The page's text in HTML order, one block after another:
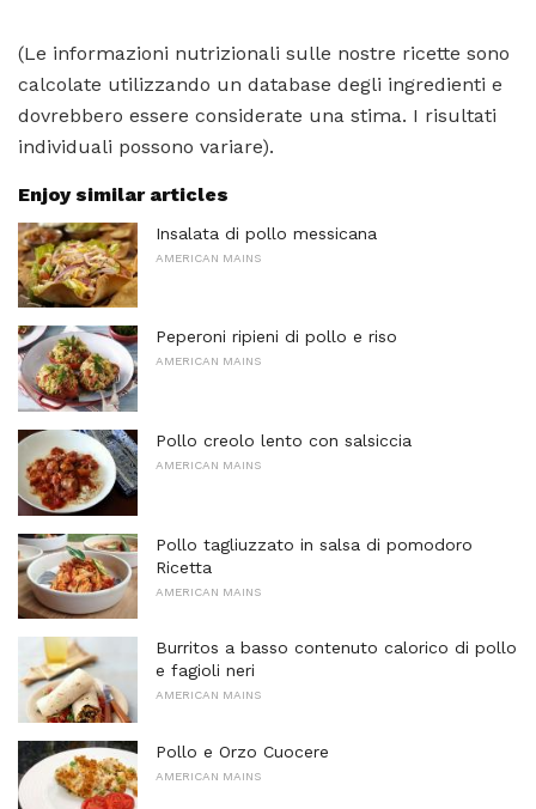
(Le informazioni nutrizionali sulle nostre ricette sono
calcolate utilizzando un database degli ingredienti e
dovrebbero essere considerate una stima. I risultati
individuali possono variare).
Enjoy similar articles
Insalata di pollo messicana
AMERICAN MAINS
Peperoni ripieni di pollo e riso
AMERICAN MAINS
Pollo creolo lento con salsiccia
AMERICAN MAINS
Pollo tagliuzzato in salsa di pomodoro
Ricetta
AMERICAN MAINS
Burritos a basso contenuto calorico di pollo
e fagioli neri
AMERICAN MAINS
Pollo e Orzo Cuocere
AMERICAN MAINS